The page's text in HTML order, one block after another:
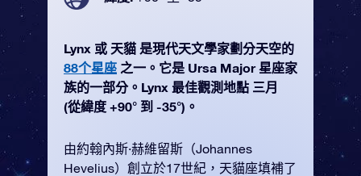
Lynx 或 天貓 是現代天文學家劃分天空的
88个星座 之一。它是 Ursa Major 星座家
族的一部分。Lynx 最佳觀測地點 三月
(從緯度 +90° 到 -35°)。
由約翰內斯·赫維留斯（Johannes
Hevelius）創立於17世紀，天貓座填補了